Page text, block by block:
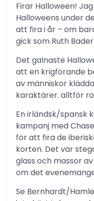
Firar Halloween!
Halloweens under
att fira i år – om
gick som Ruth
Det galnaste
att en krigförande
av människor
karaktärer. alltför
En irländsk/spansk
kampanj med
för att fira de
korten. Det var
glass och massor
om det
Se Bernhardt/